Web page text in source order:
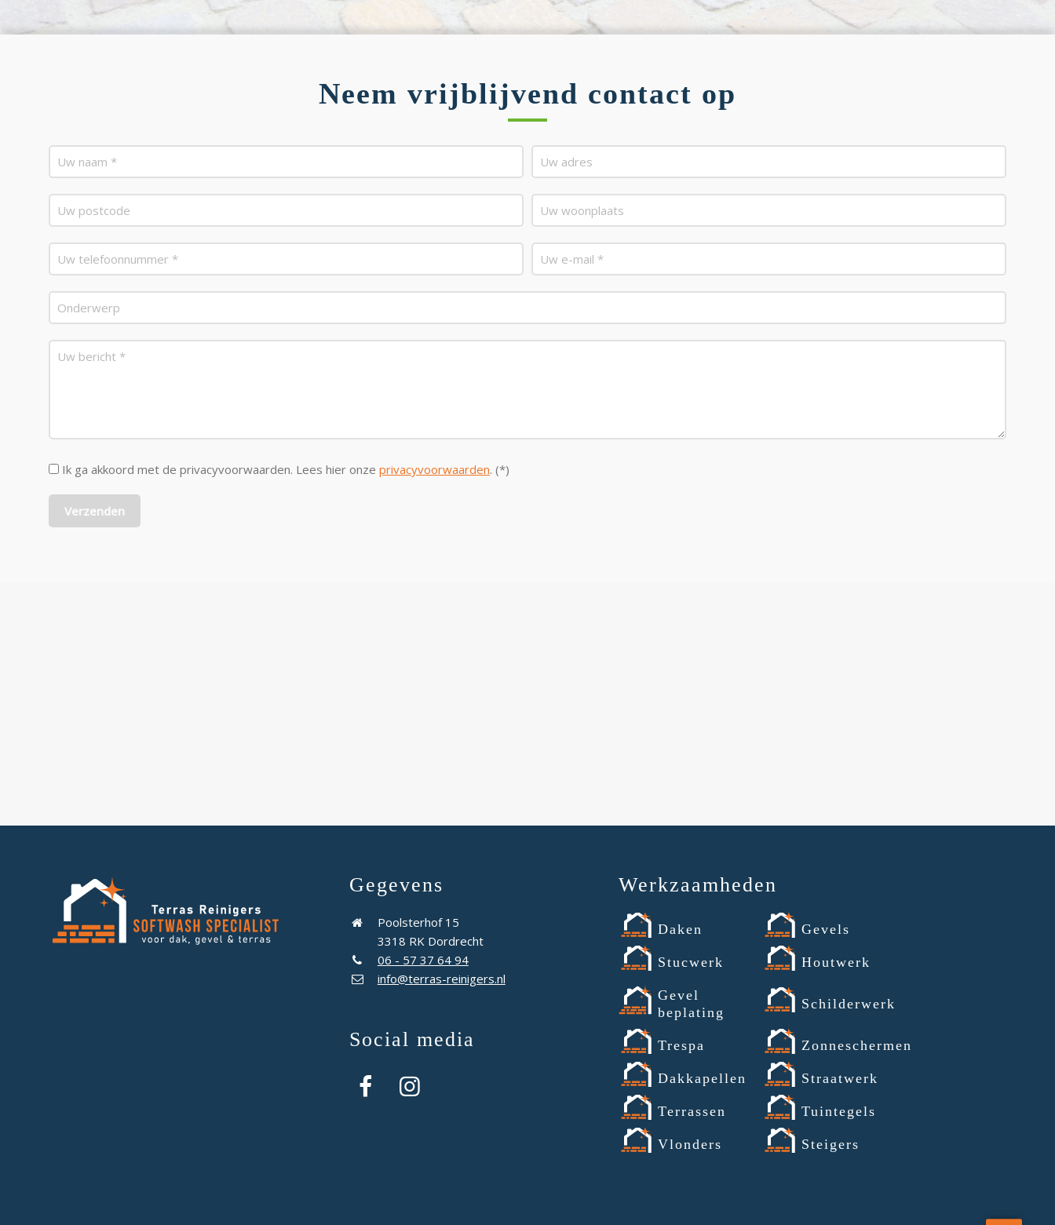
Neem vrijblijvend contact op
Ik ga akkoord met de privacyvoorwaarden. Lees hier onze privacyvoorwaarden. (*)
Gegevens
Poolsterhof 15
3318 RK Dordrecht
06 - 57 37 64 94
info@terras-reinigers.nl
Social media
Werkzaamheden
Daken Gevels
Stucwerk Houtwerk
Gevel
beplating
Schilderwerk
Trespa Zonneschermen
Dakkapellen Straatwerk
Terrassen Tuintegels
Vlonders Steigers